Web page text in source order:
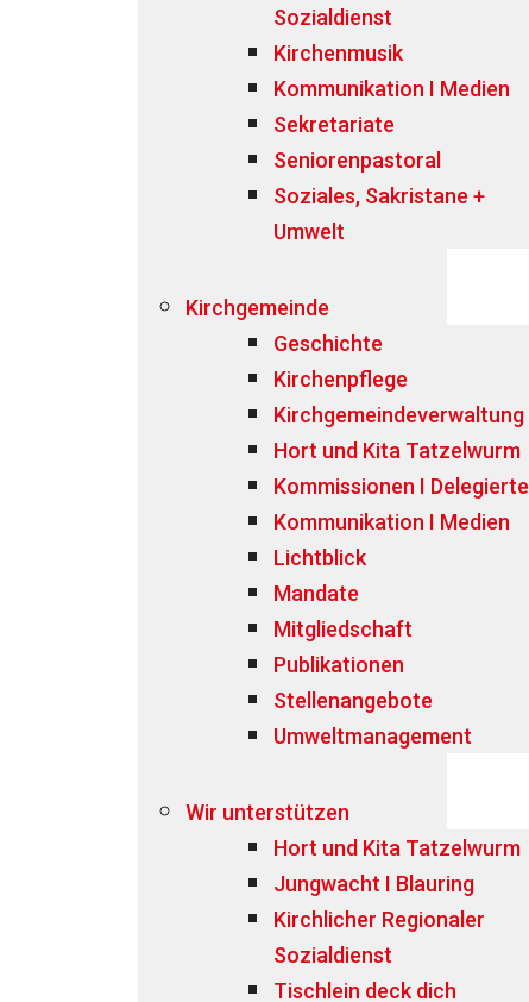
Sozialdienst
Kirchenmusik
Kommunikation I Medien
Sekretariate
Seniorenpastoral
Soziales, Sakristane +
Umwelt
Kirchgemeinde
Geschichte
Kirchenpflege
Kirchgemeindeverwaltung
Hort und Kita Tatzelwurm
Kommissionen I Delegierte
Kommunikation I Medien
Lichtblick
Mandate
Mitgliedschaft
Publikationen
Stellenangebote
Umweltmanagement
Wir unterstützen
Hort und Kita Tatzelwurm
Jungwacht I Blauring
Kirchlicher Regionaler
Sozialdienst
Tischlein deck dich